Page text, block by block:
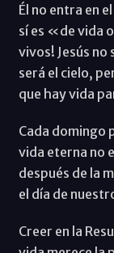
Él no entra en
sí es «de vida
vivos! Jesús no
será el cielo,
que hay vida
Cada domingo
vida eterna no
después de la
el día de
Creer en la